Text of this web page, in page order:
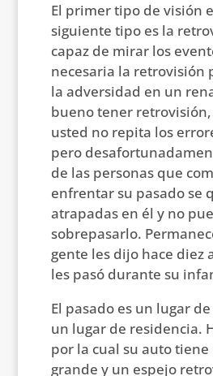
El primer tipo de visión
siguiente tipo es la
capaz de mirar los
necesaria la retrovisión
la adversidad en un
bueno tener
usted no repita los
pero
de las personas que
enfrentar su pasado se
atrapadas en él y no
sobrepasarlo.
gente les dijo hace diez
les pasó durante su
El pasado es un lugar
un lugar de residencia.
por la cual su auto
grande y un espejo